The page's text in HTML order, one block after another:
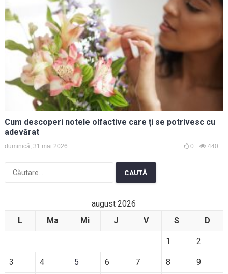
Cum descoperi notele olfactive care ți se potrivesc cu
adevărat
duminică, 31 mai 2026 0 440
Caută
august 2026
L
Ma Mi J V S D
1 2
3 4 5 6 7 8 9